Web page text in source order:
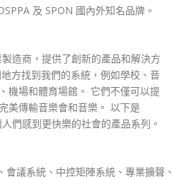
及 SPON 國內外知名品牌。
造商，提供了創新的產品和解決方
方找到我們的系統，例如學校、音
機場和體育場館。 它們不僅可以提
美傳輸音樂會和音樂。 以下是
們感到更快樂的社會的產品系列。
會議系統、中控矩陣系統、專業擴聲、